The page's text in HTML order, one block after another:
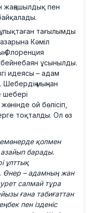
жаңашылдық пен
тағылымды
Кәміл
Флоренция
ұсынылды.
идеясы – адам
мыңнан
шебері
ой бөлісіп,
тоқталды. Ол өз
қолмен
барады.
ұлттық
Өнер – адамның жан
салмай тұра
ғана табиғаттан
пен ізденіс